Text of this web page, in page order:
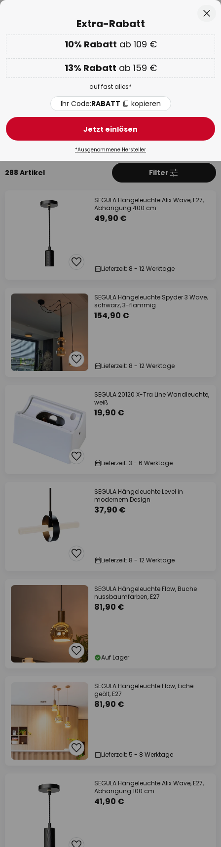
Nur
02D 20H 00M 26S
EXTRA 10% ab 109 € & 13% ab 159 €auf fast alles
Code:RABATT kopieren
WOW Week:Bis zu -70%
SEGULA
288 Artikel Filter
SEGULA Hängeleuchte Alix Wave, E27,
Abhängung 400 cm
49,90 €
Lieferzeit: 8 - 12 Werktage
SEGULA Hängeleuchte Spyder 3 Wave,
schwarz, 3-flammig
154,90 €
Lieferzeit: 8 - 12 Werktage
SEGULA 20120 X-Tra Line Wandleuchte,
weiß
19,90 €
Lieferzeit: 3 - 6 Werktage
SEGULA Hängeleuchte Level in
modernem Design
37,90 €
Lieferzeit: 8 - 12 Werktage
SEGULA Hängeleuchte Flow, Buche
nussbaumfarben, E27
81,90 €
Auf Lager
SEGULA Hängeleuchte Flow, Eiche
geölt, E27
81,90 €
Lieferzeit: 5 - 8 Werktage
SEGULA Hängeleuchte Alix Wave, E27,
Abhängung 100 cm
41,90 €
Extra-Rabatt
10% Rabatt ab 109 €
13% Rabatt ab 159 €
auf fast alles*
Ihr Code:RABATT kopieren
Jetzt einlösen
*Ausgenommene Hersteller